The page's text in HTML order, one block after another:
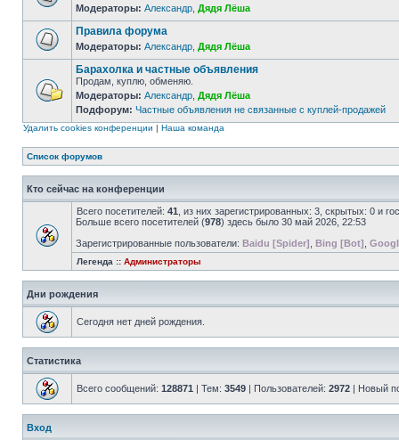
Модераторы: Александр Дядя Лёша
Правила форума
Модераторы: Александр Дядя Лёша
Барахолка и частные объявления
Продам, куплю, обменяю.
Модераторы: Александр Дядя Лёша
Подфорум: Частные объявления не связанные с куплей-продажей
Удалить cookies конференции | Наша команда
Список форумов
Кто сейчас на конференции
Всего посетителей: 41 , из них зарегистрированных: 3, скрытых: 0 и
Больше всего посетителей (978) здесь было 30 май 2026, 22:53
Зарегистрированные пользователи: Baidu [Spider] Bing [Bot]
Легенда :: Администраторы
Дни рождения
Сегодня нет дней рождения.
Статистика
Всего сообщений: 128871 | Тем: 3549 | Пользователей: 2972 | Новый
Вход